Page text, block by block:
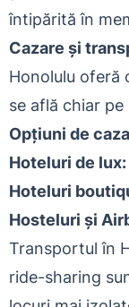
întipărită în
Cazare și
Honolulu oferă
se află chiar
Opțiuni de
Hoteluri de lux:
Hoteluri
Hosteluri și
Transportul în
ride-sharing